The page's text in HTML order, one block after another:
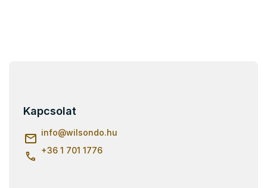
Kapcsolat
info@wilsondo.hu
+36 1 701 1776